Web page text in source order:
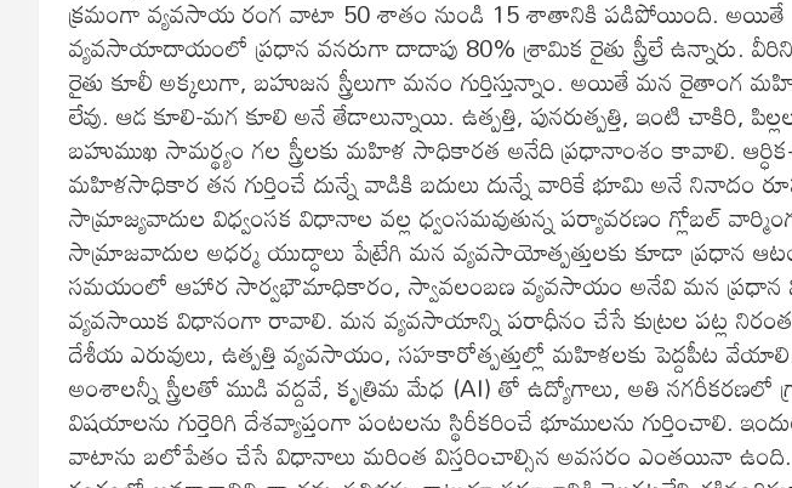
క్రమంగా వ్యవసాయ రంగ వాటా 50 శాతం నుండి 15 శాతానికి పడిపోయింది.
వ్యవసాయాదాయంలో ప్రధాన వనరుగా దాదాపు 80% శ్రామిక రైతు స్త్రీలే ఉన్నారు. వీరిని
రైతు కూలీ అక్కలుగా, బహుజన స్త్రీలుగా మనం గుర్తిస్తున్నాం. అయితే మన రైతాంగ
లేవు. ఆడ కూలి-మగ కూలి అనే తేడాలున్నాయి. ఉత్పత్తి, పునరుత్పత్తి, ఇంటి చాకిరి,
బహుముఖ సామర్థ్యం గల స్త్రీలకు మహిళ సాధికారత అనేది ప్రధానాంశం కావాలి.
మహిళసాధికార తన గుర్తించే దున్నే వాడికి బదులు దున్నే వారికే భూమి అనే నినాదం
సామ్రాజ్యవాదుల విధ్వంసక విధానాల వల్ల ధ్వంసమవుతున్న పర్యావరణం గ్లోబల్
సామ్రాజవాదుల అధర్మ యుద్ధాలు పేట్రేగి మన వ్యవసాయోత్పత్తులకు కూడా ప్రధాన
సమయంలో ఆహార సార్వభౌమాధికారం, స్వావలంబణ వ్యవసాయం అనేవి మన
వ్యవసాయిక విధానంగా రావాలి. మన వ్యవసాయాన్ని పరాధీనం చేసే కుట్రల పట్ల
దేశీయ ఎరువులు, ఉత్పత్తి వ్యవసాయం, సహకారోత్పత్తుల్లో మహిళలకు పెద్దపీట
అంశాలన్నీ స్త్రీలతో ముడి వద్దవే, కృత్రిమ మేధ (AI) తో ఉద్యోగాలు, అతి
విషయాలను గుర్తెరిగి దేశవ్యాప్తంగా పంటలను స్థిరీకరించే భూములను గుర్తించాలి.
వాటాను బలోపేతం చేసే విధానాలు మరింత విస్తరించాల్సిన అవసరం ఎంతయినా ఉంది.